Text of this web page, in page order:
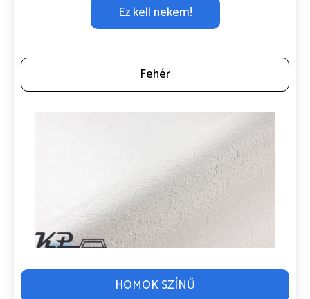
Ez kell nekem!
Fehér
HOMOK SZÍNŰ